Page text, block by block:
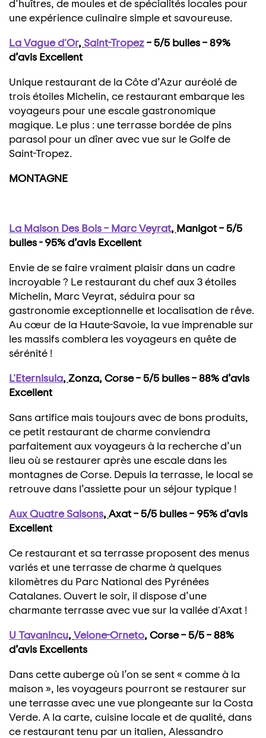
d’huîtres, de moules et de spécialités locales pour
une expérience culinaire simple et savoureuse.
La Vague d'Or, Saint-Tropez– 5/5 bulles – 89%
d’avis Excellent
Unique restaurant de la Côte d’Azur auréolé de
trois étoiles Michelin, ce restaurant embarque les
voyageurs pour une escale gastronomique
magique. Le plus : une terrasse bordée de pins
parasol pour un dîner avec vue sur le Golfe de
Saint-Tropez.
MONTAGNE
La Maison Des Bois – Marc Veyrat, Manigot – 5/5
bulles - 95% d’avis Excellent
Envie de se faire vraiment plaisir dans un cadre
incroyable ? Le restaurant du chef aux 3 étoiles
Michelin, Marc Veyrat, séduira pour sa
gastronomie exceptionnelle et localisation de rêve.
Au cœur de la Haute-Savoie, la vue imprenable sur
les massifs comblera les voyageurs en quête de
sérénité !
L'Eternisula, Zonza, Corse – 5/5 bulles – 88% d’avis
Excellent
Sans artifice mais toujours avec de bons produits,
ce petit restaurant de charme conviendra
parfaitement aux voyageurs à la recherche d’un
lieu où se restaurer après une escale dans les
montagnes de Corse. Depuis la terrasse, le local se
retrouve dans l’assiette pour un séjour typique !
Aux Quatre Saisons, Axat – 5/5 bulles – 95% d’avis
Excellent
Ce restaurant et sa terrasse proposent des menus
variés et une terrasse de charme à quelques
kilomètres du Parc National des Pyrénées
Catalanes. Ouvert le soir, il dispose d’une
charmante terrasse avec vue sur la vallée d'Axat !
U Tavanincu, Velone-Orneto, Corse – 5/5 – 88%
d’avis Excellents
Dans cette auberge où l’on se sent « comme à la
maison », les voyageurs pourront se restaurer sur
une terrasse avec une vue plongeante sur la Costa
Verde. A la carte, cuisine locale et de qualité, dans
ce restaurant tenu par un italien, Alessandro